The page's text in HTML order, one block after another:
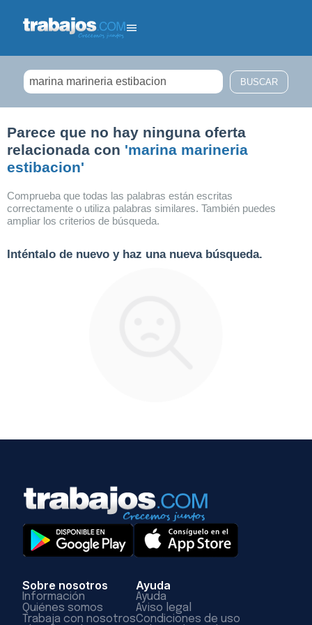
Parece que no hay ninguna oferta
relacionada con 'marina marineria
estibacion'
Comprueba que todas las palabras están escritas
correctamente o utiliza palabras similares. También puedes
ampliar los criterios de búsqueda.
Inténtalo de nuevo y haz una nueva búsqueda.
Sobre nosotros
Información
Quiénes somos
Trabaja con nosotros
Ayuda
Ayuda
Aviso legal
Condiciones de uso